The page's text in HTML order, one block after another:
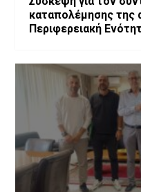
καταπολέμησης της
Περιφερειακή